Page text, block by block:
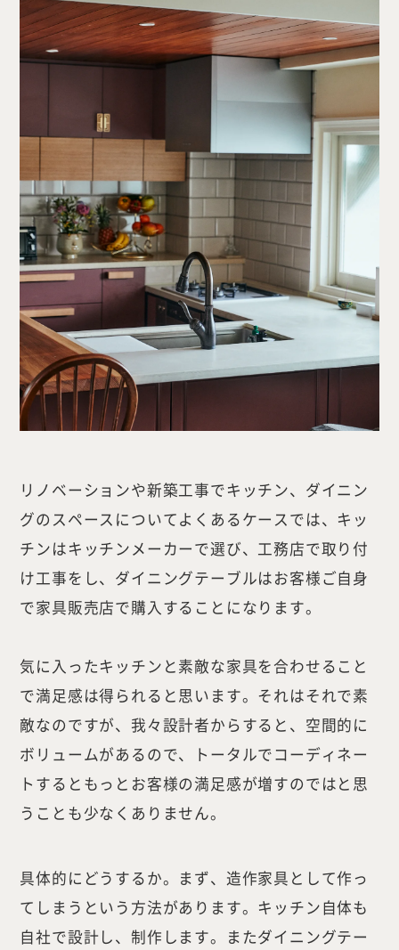
リノベーションや新築工事でキッチン、ダイニン
グのスペースについてよくあるケースでは、キッ
チンはキッチンメーカーで選び、工務店で取り付
け工事をし、ダイニングテーブルはお客様ご自身
で家具販売店で購入することになります。
気に入ったキッチンと素敵な家具を合わせること
で満足感は得られると思います。それはそれで素
敵なのですが、我々設計者からすると、空間的に
ボリュームがあるので、トータルでコーディネー
トするともっとお客様の満足感が増すのではと思
うことも少なくありません。
具体的にどうするか。まず、造作家具として作っ
てしまうという方法があります。キッチン自体も
自社で設計し、制作します。またダイニングテー